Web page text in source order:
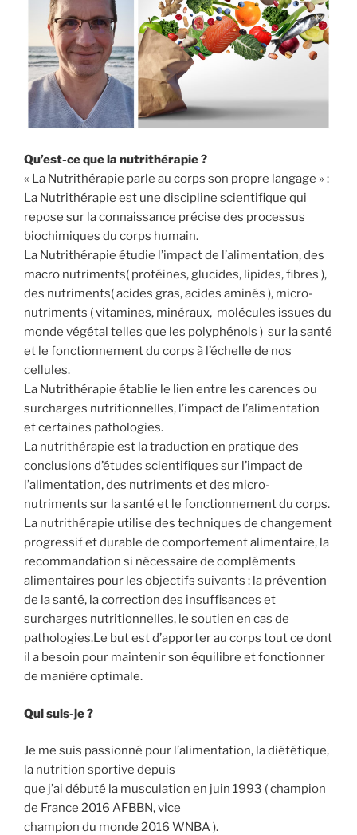
Qu’est-ce que la nutrithérapie ?
« La Nutrithérapie parle au corps son propre langage » :
La Nutrithérapie est une discipline scientifique qui
repose sur la connaissance précise des processus
biochimiques du corps humain.
La Nutrithérapie étudie l’impact de l’alimentation, des
macro nutriments( protéines, glucides, lipides, fibres ),
des nutriments( acides gras, acides aminés ), micro-
nutriments ( vitamines, minéraux, molécules issues du
monde végétal telles que les polyphénols ) sur la santé
et le fonctionnement du corps à l’échelle de nos
cellules.
La Nutrithérapie établie le lien entre les carences ou
surcharges nutritionnelles, l’impact de l’alimentation
et certaines pathologies.
La nutrithérapie est la traduction en pratique des
conclusions d’études scientifiques sur l’impact de
l’alimentation, des nutriments et des micro-
nutriments sur la santé et le fonctionnement du corps.
La nutrithérapie utilise des techniques de changement
progressif et durable de comportement alimentaire, la
recommandation si nécessaire de compléments
alimentaires pour les objectifs suivants : la prévention
de la santé, la correction des insuffisances et
surcharges nutritionnelles, le soutien en cas de
pathologies.Le but est d’apporter au corps tout ce dont
il a besoin pour maintenir son équilibre et fonctionner
de manière optimale.
Qui suis-je ?
Je me suis passionné pour l’alimentation, la diététique,
la nutrition sportive depuis
que j’ai débuté la musculation en juin 1993 ( champion
de France 2016 AFBBN, vice
champion du monde 2016 WNBA ).